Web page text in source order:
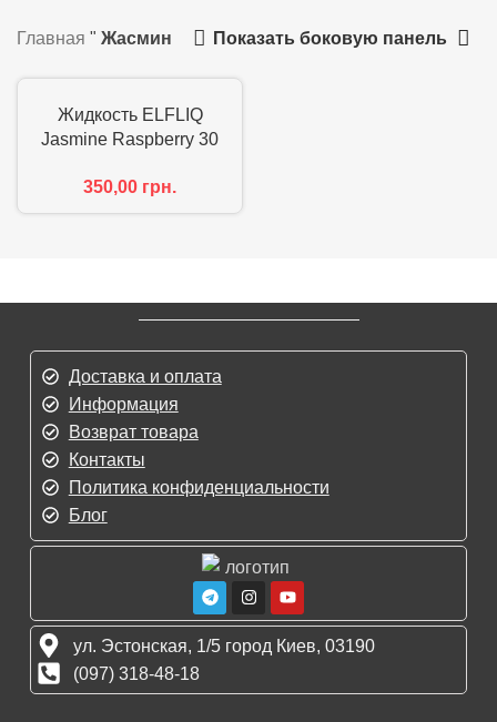
Главная " Жасмин Показать боковую панель
Жидкость ELFLIQ
Jasmine Raspberry 30
350,00 грн.
Доставка и оплата
Информация
Возврат товара
Контакты
Политика конфиденциальности
Блог
ул. Эстонская, 1/5 город Киев, 03190
(097) 318-48-18